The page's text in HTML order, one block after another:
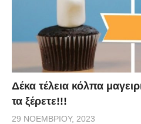
Δέκα τέλεια κόλπα
τα ξέρετε!!!
29 ΝΟΕΜΒΡΊΟΥ, 2023